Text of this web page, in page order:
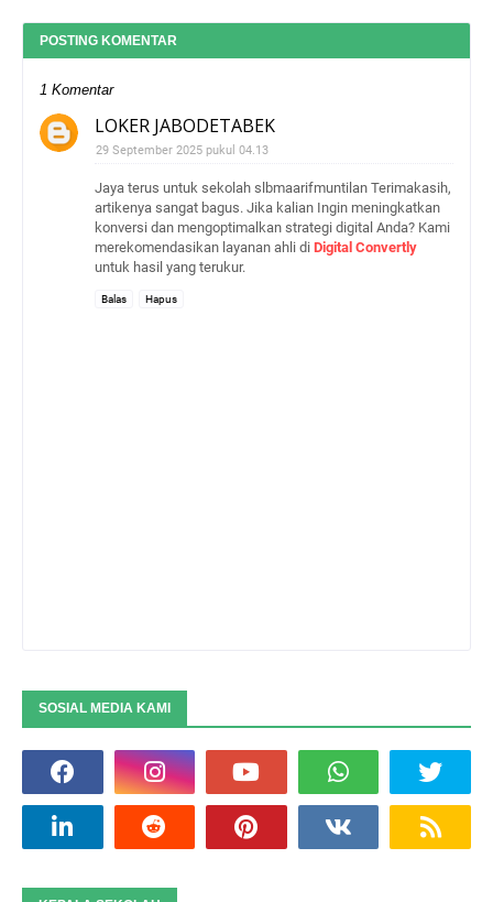
POSTING KOMENTAR
1 Komentar
LOKER JABODETABEK
29 September 2025 pukul 04.13
Jaya terus untuk sekolah slbmaarifmuntilan Terimakasih,
artikenya sangat bagus. Jika kalian Ingin meningkatkan
konversi dan mengoptimalkan strategi digital Anda? Kami
merekomendasikan layanan ahli di Digital Convertly
untuk hasil yang terukur.
Balas Hapus
SOSIAL MEDIA KAMI